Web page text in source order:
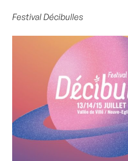
Festival Décibulles